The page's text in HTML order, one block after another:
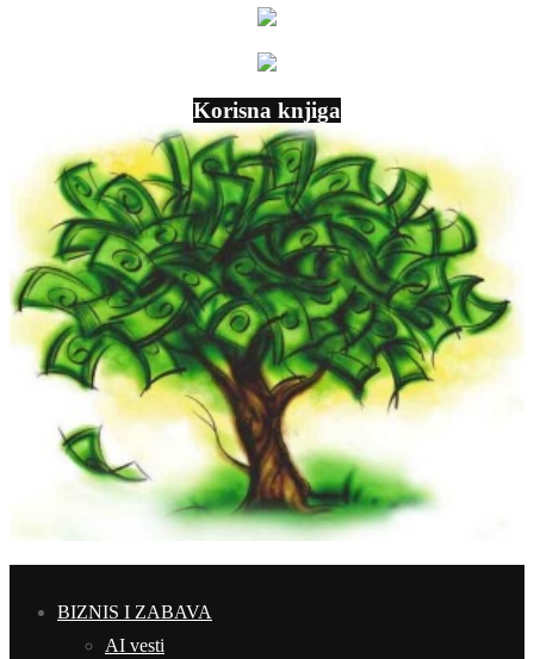
Korisna knjiga
BIZNIS I ZABAVA
AI vesti